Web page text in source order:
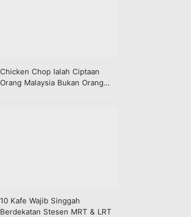
Chicken Chop Ialah Ciptaan
Orang Malaysia Bukan Orang
10 Kafe Wajib Singgah
Berdekatan Stesen MRT & LRT